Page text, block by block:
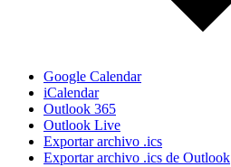
Google Calendar
iCalendar
Outlook 365
Outlook Live
Exportar archivo .ics
Exportar archivo .ics de Outlook